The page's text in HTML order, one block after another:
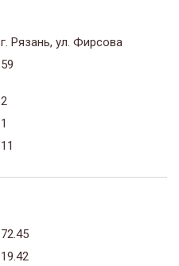
г. Рязань, ул. Фирсова
59
2
1
11
72.45
19.42